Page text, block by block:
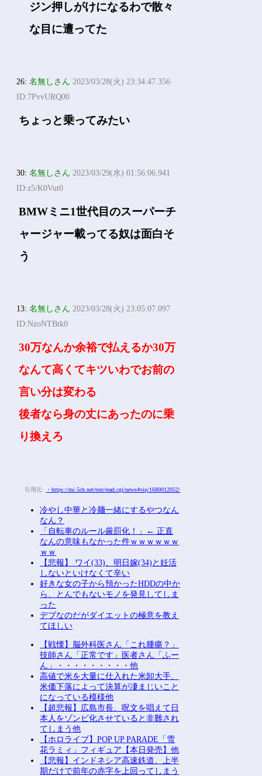
ジン押しがけになるわで散々
な目に遭ってた
26:名無しさん 2023/03/28(火) 23:34:47.356
ID:7PvvURQ00
ちょっと乗ってみたい
30:名無しさん 2023/03/29(水) 01:56:06.941
ID:z5/K0Vut0
BMWミニ1世代目のスーパーチ
ャージャー載ってる奴は面白そ
う
13:名無しさん 2023/03/28(火) 23:05:07.097
ID:NzoNTBtk0
30万なんか余裕で払えるか30万
なんて高くてキツいわでお前の
言い分は変わる
後者なら身の丈にあったのに乗
り換えろ
引用元: ・https://mi.5ch.net/test/read.cgi/news4vip/1680012052/
冷やし中華と冷麺一緒にするやつなん
なん？
「自転車のルール厳罰化！」← 正直
なんの意味もなかった件ｗｗｗｗｗｗ
ｗｗ
【悲報】 ワイ(33)、明日嫁(34)と妊活
しないといけなくて辛い
好きな女の子から預かったHDDの中か
ら、とんでもないモノを発見してしま
った
デブなのだがダイエットの極意を教え
てほしい
【戦慄】脳外科医さん「これ腫瘍？」
技師さん「正常です」医者さん「ふー
ん」・・・・・・・・・他
高値で米を大量に仕入れた米卸大手、
米価下落によって決算が凄まじいこと
になっている模様他
【超悲報】広島市長、呪文を唱えて日
本人をゾンビ化させていると非難され
てしまう他
【ホロライブ】POP UP PARADE「雪
花ラミィ」フィギュア【本日発売】他
【悲報】インドネシア高速鉄道、上半
期だけで前年の赤字を上回ってしまう